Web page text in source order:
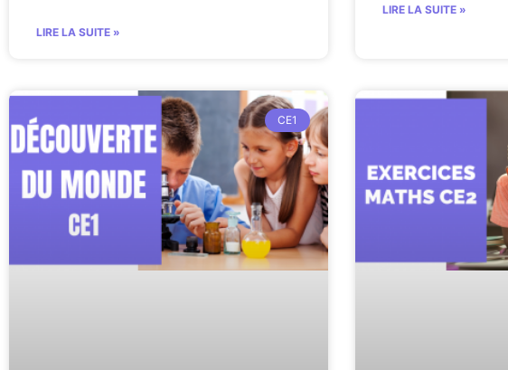
LIRE LA SUITE »
LIRE LA SUITE »
CE1